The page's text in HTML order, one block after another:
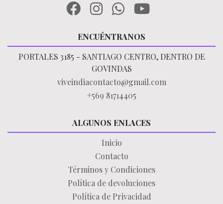
ENCUÉNTRANOS
PORTALES 3185 - SANTIAGO CENTRO, DENTRO DE
GOVINDAS
viveindiacontacto@gmail.com
+569 81714405
ALGUNOS ENLACES
Inicio
Contacto
Términos y Condiciones
Política de devoluciones
Política de Privacidad